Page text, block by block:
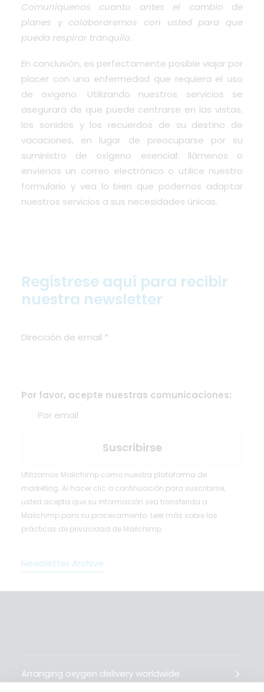
Comuníquenos cuanto antes el cambio de
planes y colaboraremos con usted para que
pueda respirar tranquilo.
En conclusión, es perfectamente posible viajar por
placer con una enfermedad que requiera el uso
de oxígeno. Utilizando nuestros servicios se
asegurará de que puede centrarse en las vistas,
los sonidos y los recuerdos de su destino de
vacaciones, en lugar de preocuparse por su
suministro de oxígeno esencial: llámenos o
envíenos un correo electrónico o utilice nuestro
formulario y vea lo bien que podemos adaptar
nuestros servicios a sus necesidades únicas.
Regístrese aquí para recibir
nuestra newsletter
Dirección de email *
Por favor, acepte nuestras comunicaciones:
Por email
Utilizamos Mailchimp como nuestra plataforma de
marketing. Al hacer clic a continuación para suscribirse,
usted acepta que su información sea transferida a
Mailchimp para su procesamiento. Leer más sobre las
prácticas de privacidad de Mailchimp.
Newsletter Archive
Arranging oxygen delivery worldwide